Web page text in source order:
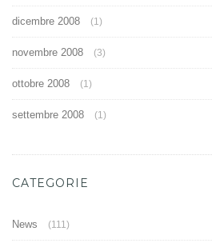
dicembre 2008 (1)
novembre 2008 (3)
ottobre 2008 (1)
settembre 2008 (1)
CATEGORIE
News (111)